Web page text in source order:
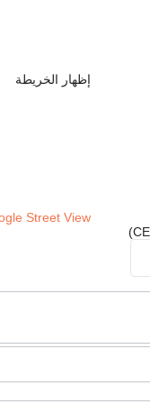
إظهار الخريطة
Street View